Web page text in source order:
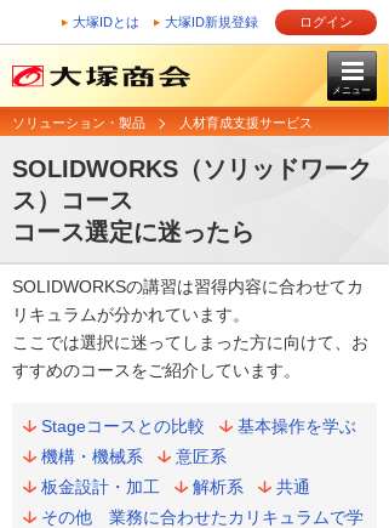
大塚IDとは 大塚ID新規登録 ログイン
メニュー
ソリューション・製品 人材育成支援サービス
SOLIDWORKS（ソリッドワーク
ス）コース
コース選定に迷ったら
SOLIDWORKSの講習は習得内容に合わせてカ
リキュラムが分かれています。
ここでは選択に迷ってしまった方に向けて、お
すすめのコースをご紹介しています。
Stageコースとの比較
基本操作を学ぶ
機構・機械系
意匠系
板金設計・加工
解析系
共通
その他 業務に合わせたカリキュラムで学